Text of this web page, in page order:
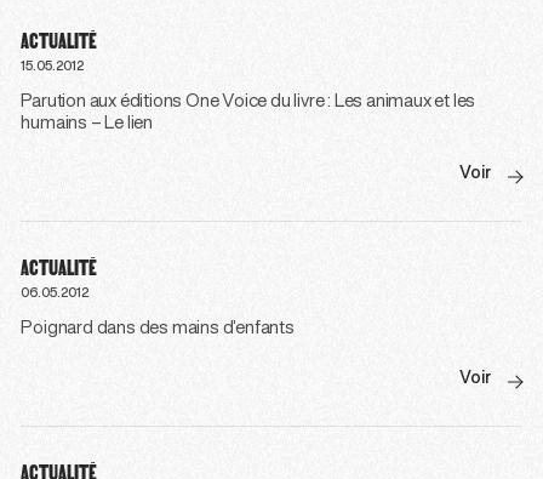
ACTUALITÉ
15.05.2012
Parution aux éditions One Voice du livre : Les animaux et les
humains – Le lien
Voir
ACTUALITÉ
06.05.2012
Poignard dans des mains d’enfants
Voir
ACTUALITÉ